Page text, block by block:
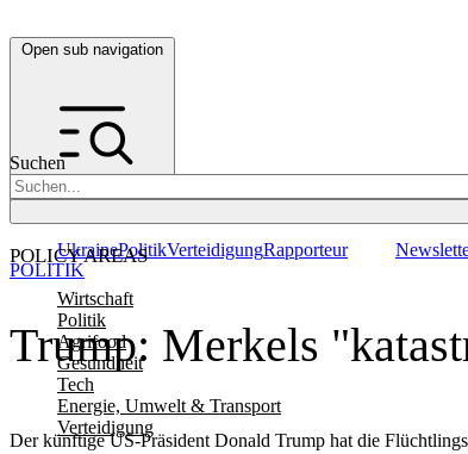
Open sub navigation
Suchen
POLICY AREAS
Wirtschaft
Politik
Agrifood
Gesundheit
Tech
Energie, Umwelt & Transport
Verteidigung
UkrainePolitikVerteidigungRapporteur
Trump: Merkels
Der künftige US-Präsident Donald Trump hat die
POLITIK